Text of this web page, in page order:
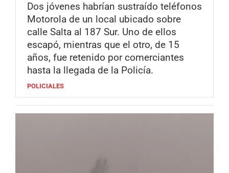
Dos jóvenes habrían sustraído teléfonos
Motorola de un local ubicado sobre
calle Salta al 187 Sur. Uno de ellos
escapó, mientras que el otro, de 15
años, fue retenido por comerciantes
hasta la llegada de la Policía.
POLICIALES